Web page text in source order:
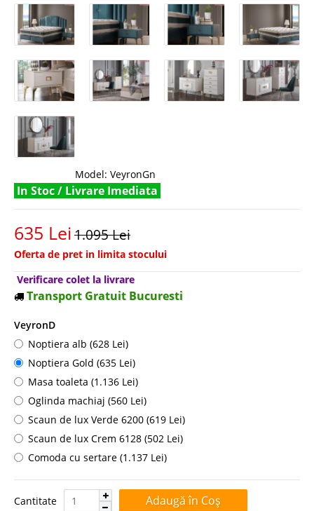
Model: VeyronGn
In Stoc / Livrare Imediata
635 Lei1.095 Lei
Oferta de pret in limita stocului
Verificare colet la livrare
Transport Gratuit Bucuresti
VeyronD
Noptiera alb (628 Lei)
Noptiera Gold (635 Lei)
Masa toaleta (1.136 Lei)
Oglinda machiaj (560 Lei)
Scaun de lux Verde 6200 (619 Lei)
Scaun de lux Crem 6128 (502 Lei)
Comoda cu sertare (1.137 Lei)
Cantitate Cantitate: